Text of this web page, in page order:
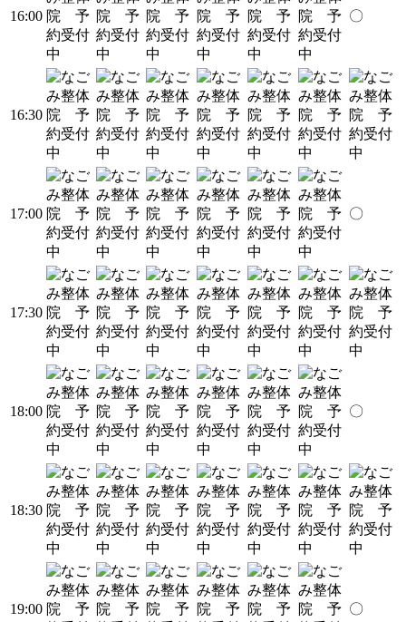
16:00 〇
16:30
17:00 〇
17:30
18:00 〇
18:30
19:00 〇